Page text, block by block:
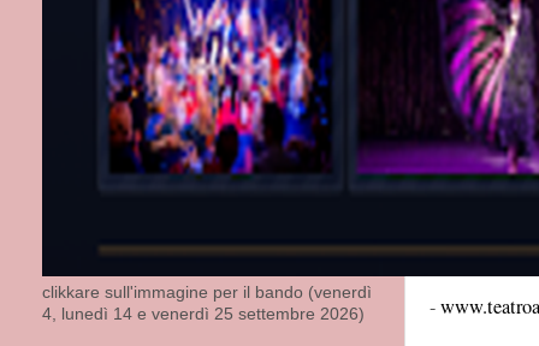
- PLATEA
- PRIMA
-
Biglietti
-
clikkare sull'immagine per il bando (venerdì
4, lunedì 14 e venerdì 25 settembre 2026)